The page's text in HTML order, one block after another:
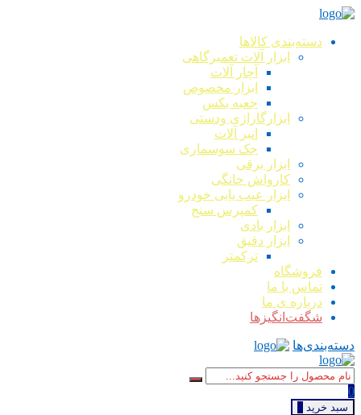
دسته‌بندی کالاها
ابزار آلات تعمیرگاهی
آچار آلات
ابزار مخصوص
جعبه بکس
ابزارگاراژی ودستی
انبر آلات
جک سوسماری
ابزار برقی
کارواش خانگی
ابزار عیب یابی خودرو
کمپرس سنج
ابزار بادی
ابزار دقیق
ترکمتر
فروشگاه
تماس با ما
درباره ی ما
شگفت‌انگیزها
دسته‌بندی‌ها
0
سبد خرید